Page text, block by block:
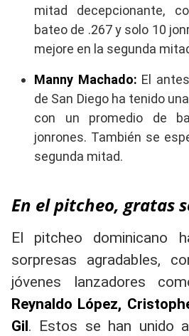
mitad decepcionante,
bateo de .267 y solo 10
mejore en la segunda
Manny Machado: El
de San Diego ha tenido
con un promedio de
jonrones. También se
segunda mitad.
En el pitcheo, gratas
El pitcheo dominicano
sorpresas agradables,
jóvenes lanzadores
Reynaldo López,
Gil. Estos se han unido